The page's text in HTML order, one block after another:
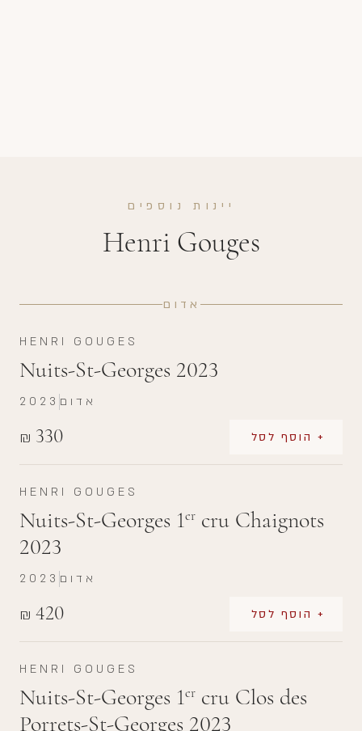
יינות נוספים
Henri Gouges
אדום
HENRI GOUGES
Nuits-St-Georges 2023
₪ 330 + הוסף לסל
2023 אדום
HENRI GOUGES
Nuits-St-Georges 1er cru Chaignots
2023
₪ 420 + הוסף לסל
2023 אדום
HENRI GOUGES
Nuits-St-Georges 1er cru Clos des
Porrets-St-Georges 2023